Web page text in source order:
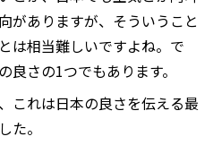
がありますが、そういうこと
は相当難しいですよね。で
さの1つでもあります。
これは日本の良さを伝える最
た。